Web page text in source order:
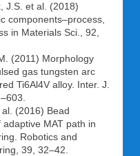
J.S. et al. (2018)
components–process,
in Materials Sci., 92,
(2011) Morphology
gas tungsten arc
Ti6Al4V alloy. Inter. J.
(2016) Bead
MAT path in
Robotics and
39, 32–42.